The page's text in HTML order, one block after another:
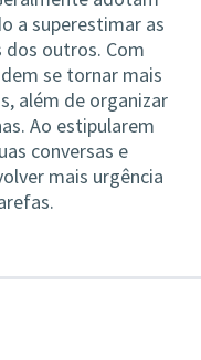
a superestimar as
dos outros. Com
se tornar mais
além de organizar
Ao estipularem
conversas e
mais urgência